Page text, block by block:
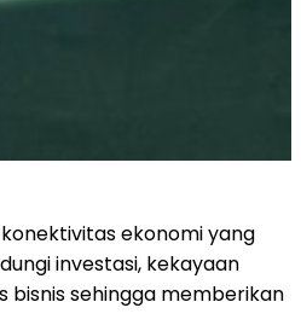
ekonomi yang
investasi, kekayaan
sehingga memberikan